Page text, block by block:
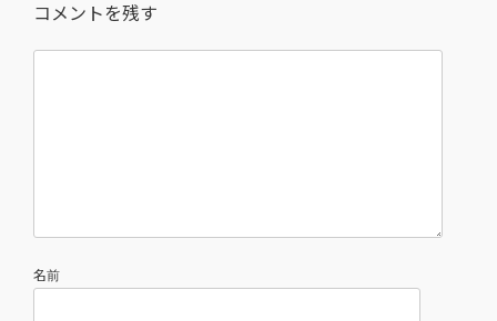
コメントを残す
名前